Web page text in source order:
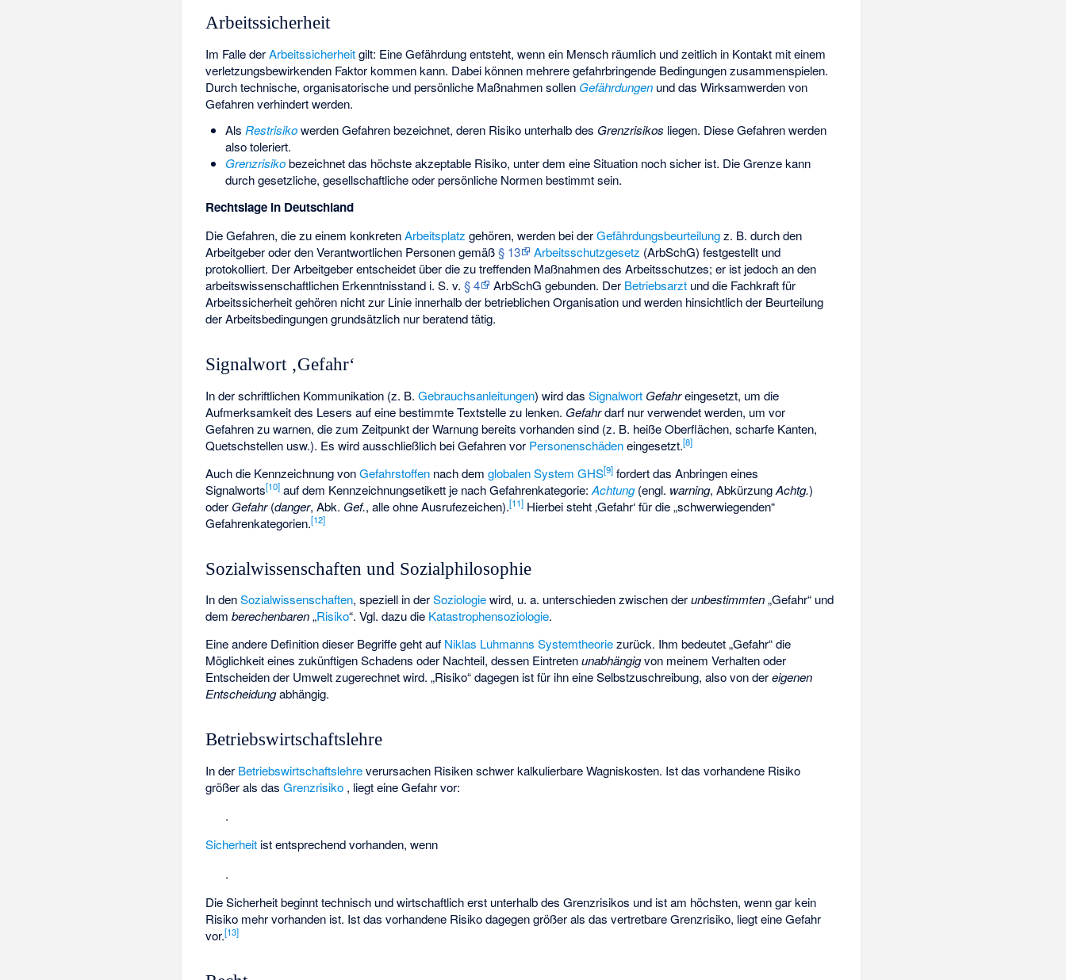
Arbeitssicherheit
Im Falle derArbeitssicherheitgilt: Eine Gefährdung entsteht, wenn ein Mensch räumlich und zeitlich in Kontakt mit einem
verletzungsbewirkenden Faktor kommen kann. Dabei können mehrere gefahrbringende Bedingungen zusammenspielen.
Durch technische, organisatorische und persönliche Maßnahmen sollen Gefährdungen und das Wirksamwerden von
Gefahren verhindert werden.
Als Restrisikowerden Gefahren bezeichnet, deren Risiko unterhalb des Grenzrisikos liegen. Diese Gefahren werden
also toleriert.
Grenzrisikobezeichnet das höchste akzeptable Risiko, unter dem eine Situation noch sicher ist. Die Grenze kann
durch gesetzliche, gesellschaftliche oder persönliche Normen bestimmt sein.
Rechtslage in Deutschland
Die Gefahren, die zu einem konkretenArbeitsplatz gehören, werden bei derGefährdungsbeurteilungz. B. durch den
Arbeitgeber oder den Verantwortlichen Personen gemäß§ 13 Arbeitsschutzgesetz (ArbSchG) festgestellt und
protokolliert. Der Arbeitgeber entscheidet über die zu treffenden Maßnahmen des Arbeitsschutzes; er ist jedoch an den
arbeitswissenschaftlichen Erkenntnisstand i. S. v.§ 4 ArbSchG gebunden. Der Betriebsarzt und die Fachkraft für
Arbeitssicherheit gehören nicht zur Linie innerhalb der betrieblichen Organisation und werden hinsichtlich der Beurteilung
der Arbeitsbedingungen grundsätzlich nur beratend tätig.
Signalwort ‚Gefahr‘
In der schriftlichen Kommunikation (z. B.Gebrauchsanleitungen) wird dasSignalwort Gefahreingesetzt, um die
Aufmerksamkeit des Lesers auf eine bestimmte Textstelle zu lenken. Gefahrdarf nur verwendet werden, um vor
Gefahren zu warnen, die zum Zeitpunkt der Warnung bereits vorhanden sind (z. B. heiße Oberflächen, scharfe Kanten,
Quetschstellen usw.). Es wird ausschließlich bei Gefahren vor Personenschädeneingesetzt.[8]
Auch die Kennzeichnung vonGefahrstoffen nach demglobalen System GHS[9] fordert das Anbringen eines
Signalworts[10] auf dem Kennzeichnungsetikett je nach Gefahrenkategorie:Achtung(engl. warning, AbkürzungAchtg.)
oder Gefahr(danger, Abk. Gef., alle ohne Ausrufezeichen).[11] Hierbei steht ‚Gefahr‘ für die „schwerwiegenden“
Gefahrenkategorien.[12]
Sozialwissenschaften und Sozialphilosophie
In denSozialwissenschaften, speziell in derSoziologiewird, u. a. unterschieden zwischen derunbestimmten„Gefahr“ und
demberechenbaren„Risiko“. Vgl. dazu die Katastrophensoziologie.
Eine andere Definition dieser Begriffe geht auf Niklas Luhmanns Systemtheoriezurück. Ihm bedeutet „Gefahr“ die
Möglichkeit eines zukünftigen Schadens oder Nachteil, dessen Eintretenunabhängigvon meinem Verhalten oder
Entscheiden der Umwelt zugerechnet wird. „Risiko“ dagegen ist für ihn eine Selbstzuschreibung, also von dereigenen
Entscheidungabhängig.
Betriebswirtschaftslehre
In der Betriebswirtschaftslehreverursachen Risiken schwer kalkulierbareWagniskosten. Ist das vorhandene Risiko
größer als dasGrenzrisiko , liegt eine Gefahrvor:
.
Sicherheit ist entsprechend vorhanden, wenn
.
Die Sicherheit beginnt technisch und wirtschaftlich erst unterhalb des Grenzrisikos und ist am höchsten, wenn gar kein
Risiko mehr vorhanden ist. Ist das vorhandene Risiko dagegen größer als das vertretbare Grenzrisiko, liegt eine Gefahr
vor.[13]